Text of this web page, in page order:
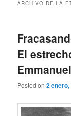
ARCHIVO DE LA
El
Posted on2